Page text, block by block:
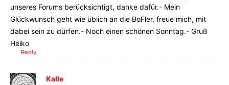
unseres Forums berücksichtigt, danke dafür.- Mein
Glückwunsch geht wie üblich an die BoFler, freue mich, mit
dabei sein zu dürfen.- Noch einen schönen Sonntag.- Gruß
Heiko
Reply
Kalle